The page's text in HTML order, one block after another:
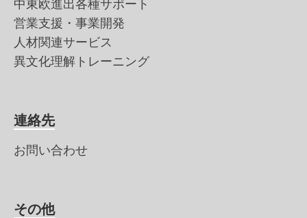
中東欧進出各種サポート
営業支援・事業開発
人材関連サービス
異文化理解トレーニング
連絡先
お問い合わせ
その他